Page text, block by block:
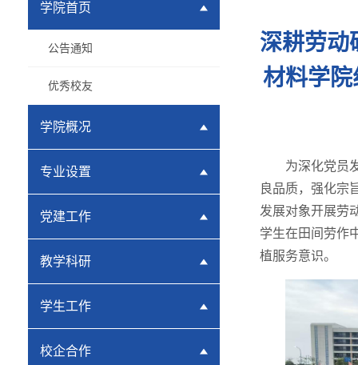
学院首页
公告通知
优秀校友
学院概况
专业设置
党建工作
教学科研
学生工作
校企合作
深耕劳
材料学
为深化党员
良品质，强化宗
发展对象开展劳
学生在田间劳作
植服务意识。